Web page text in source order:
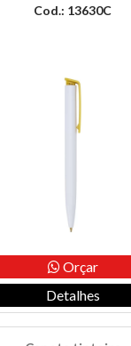
Cod.: 13630C
Orçar
Detalhes